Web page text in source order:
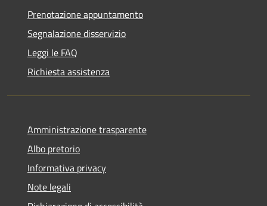
Prenotazione appuntamento
Segnalazione disservizio
Leggi le FAQ
Richiesta assistenza
Amministrazione trasparente
Albo pretorio
Informativa privacy
Note legali